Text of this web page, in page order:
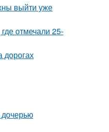
выйти уже
отмечали 25-
дорогах
дочерью